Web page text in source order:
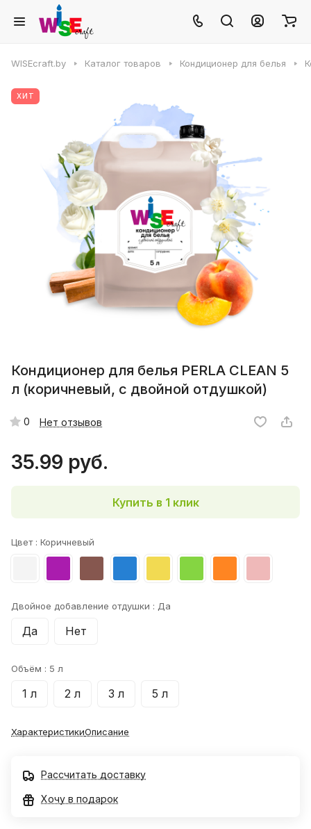
WISEcraft.by Каталог товаров Кондиционер для белья
ХИТ
Кондиционер для белья PERLA CLEAN 5
л (коричневый, с двойной отдушкой)
0 Нет отзывов
35.99 руб.
Купить в 1 клик
Цвет : Коричневый
Двойное добавление отдушки : Да
Да Нет
Объём : 5 л
1 л 2 л 3 л 5 л
ХарактеристикиОписание
Рассчитать доставку
Хочу в подарок